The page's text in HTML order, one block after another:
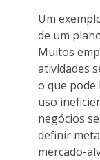
Um
de um
Muitos
atividades
o que pode
uso
negócios
definir
mercado-